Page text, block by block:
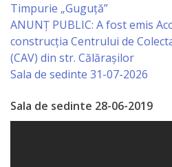
Serviciul
Relaţii
cu
Specialist
Timpurie „Guguță”
ANUNȚ PUBLIC: A fost emis
construcția Centrului de
(CAV) din str. Călărașilor
Sala de sedinte 31-07-2026
Sala de sedinte 28-06-2019